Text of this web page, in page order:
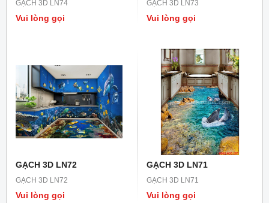
GẠCH 3D LN74
Vui lòng gọi
GẠCH 3D LN73
Vui lòng gọi
GẠCH 3D LN72
GẠCH 3D LN72
Vui lòng gọi
GẠCH 3D LN71
GẠCH 3D LN71
Vui lòng gọi